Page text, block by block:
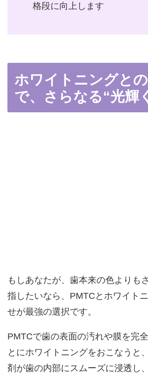
格段に向上します
ホワイトニングと
で、さらなる“光輝
もしあなたが、歯本来の色よりも
指したいなら、PMTCとホワイト
せが最強の選択です。
PMTCで歯の表面の汚れや膜を完
とにホワイトニングをおこなうと
剤が歯の内部にスムーズに浸透し